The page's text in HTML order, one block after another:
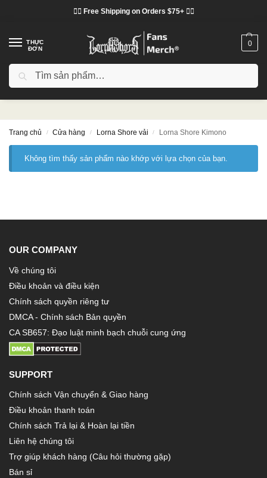
❤️‍🔥 Free Shipping on Orders $75+ ❤️‍🔥
THỰC
ĐƠN
0
Lorna Shore Kimono
Trang chủ / Cửa hàng / Lorna Shore vải / Lorna Shore Kimono
Không tìm thấy sản phẩm nào khớp với lựa chọn của bạn.
OUR COMPANY
Về chúng tôi
Điều khoản và điều kiện
Chính sách quyền riêng tư
DMCA - Chính sách Bản quyền
CA SB657: Đạo luật minh bạch chuỗi cung ứng
SUPPORT
Chính sách Vận chuyển & Giao hàng
Điều khoản thanh toán
Chính sách Trả lại & Hoàn lại tiền
Liên hệ chúng tôi
Trợ giúp khách hàng (Câu hỏi thường gặp)
Bán sỉ